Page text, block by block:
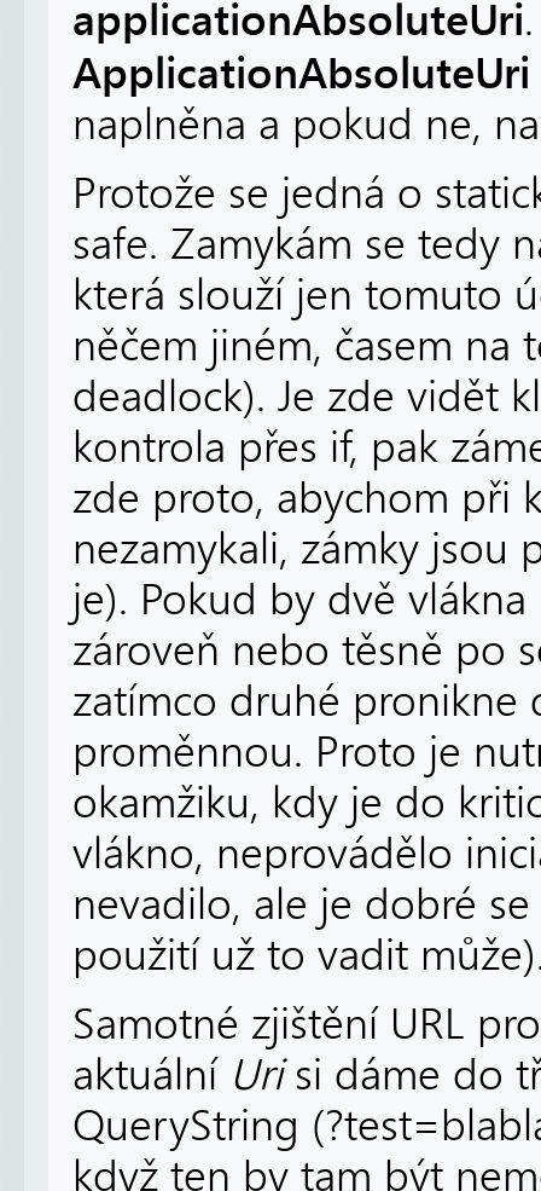
applicationAbsoluteUri
ApplicationAbsoluteUri
naplněna a pokud ne,
Protože se jedná o
safe. Zamykám se tedy
která slouží jen tomuto
něčem jiném, časem na
deadlock). Je zde vidět
kontrola přes if, pak
zde proto, abychom při
nezamykali, zámky jsou
je). Pokud by dvě
zároveň nebo těsně po
zatímco druhé pronikne
proměnnou. Proto je
okamžiku, kdy je do
vlákno, neprovádělo
nevadilo, ale je dobré
použití už to vadit
Samotné zjištění URL
aktuální Urisi dáme do
QueryString
když ten by tam být